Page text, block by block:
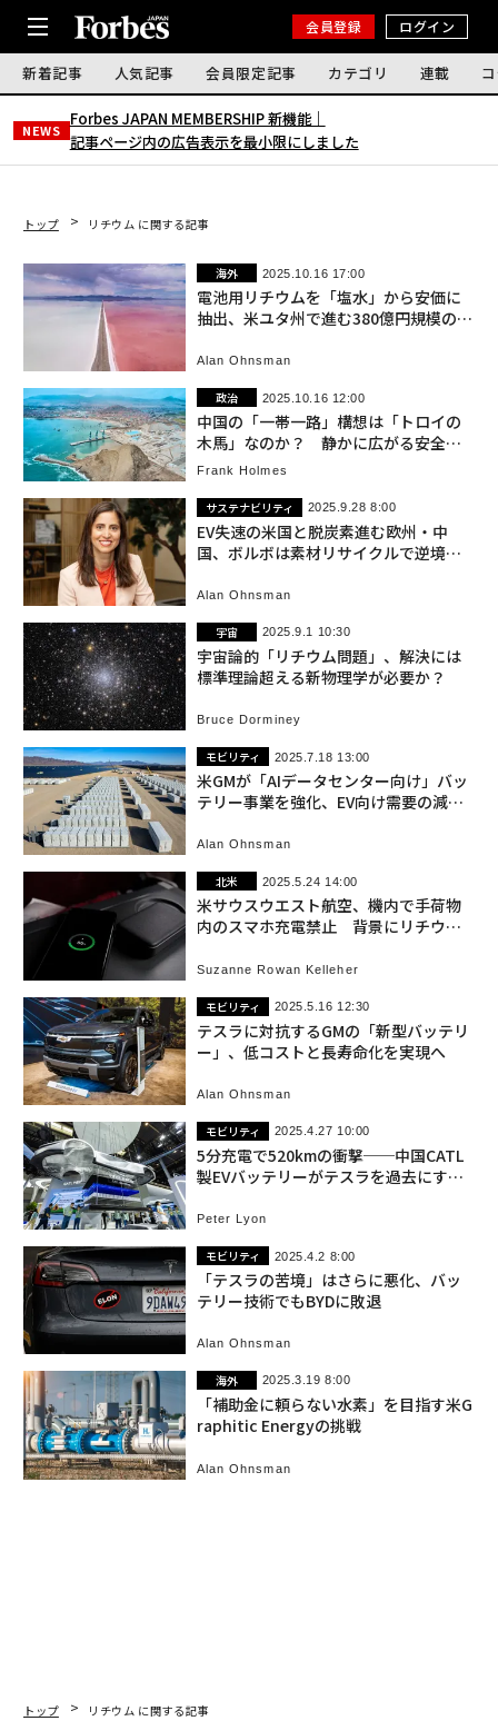
会員登録 ログイン
新着記事 人気記事 会員限定記事 カテゴリ 連載
NEWS
Forbes JAPAN MEMBERSHIP 新機能｜
記事ページ内の広告表示を最小限にしました
トップ リチウム に関する記事
海外 2025.10.16 17:00
電池用リチウムを「塩水」から安価に
抽出、米ユタ州で進む380億円規模のプ
Alan Ohnsman
政治 2025.10.16 12:00
中国の「一帯一路」構想は「トロイの
木馬」なのか？ 静かに広がる安全上
の脅威
Frank Holmes
サステナビリティ 2025.9.28 8:00
EV失速の米国と脱炭素進む欧州・中
国、ボルボは素材リサイクルで逆境越
Alan Ohnsman
宇宙 2025.9.1 10:30
宇宙論的「リチウム問題」、解決には
標準理論超える新物理学が必要か？
Bruce Dorminey
モビリティ 2025.7.18 13:00
米GMが「AIデータセンター向け」バッ
テリー事業を強化、EV向け需要の減速
Alan Ohnsman
北米 2025.5.24 14:00
米サウスウエスト航空、機内で手荷物
内のスマホ充電禁止 背景にリチウム
Suzanne Rowan Kelleher
モビリティ 2025.5.16 12:30
テスラに対抗するGMの「新型バッテリ
ー」、低コストと長寿命化を実現へ
Alan Ohnsman
モビリティ 2025.4.27 10:00
5分充電で520kmの衝撃──中国CATL
製EVバッテリーがテスラを過去にする
Peter Lyon
モビリティ 2025.4.2 8:00
「テスラの苦境」はさらに悪化、バッ
テリー技術でもBYDに敗退
Alan Ohnsman
海外 2025.3.19 8:00
「補助金に頼らない水素」を目指す米G
raphitic Energyの挑戦
Alan Ohnsman
トップ リチウム に関する記事